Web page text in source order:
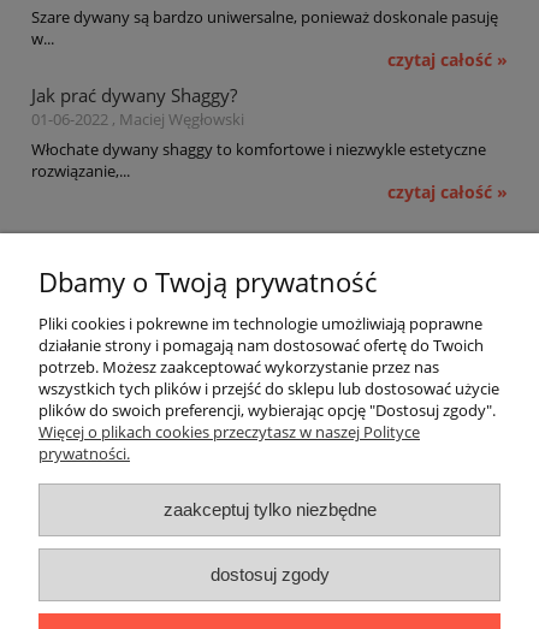
Szare dywany są bardzo uniwersalne, ponieważ doskonale pasuję
w...
czytaj całość »
Jak prać dywany Shaggy?
01-06-2022 , Maciej Węgłowski
Włochate dywany shaggy to komfortowe i niezwykle estetyczne
rozwiązanie,...
czytaj całość »
Płatności i dostawa
Informacje
O nas
Witosz i Spółka
44-203 Rybnik ul. Brzezińska 50c
Dbamy o Twoją prywatność
Pliki cookies i pokrewne im technologie umożliwiają poprawne
działanie strony i pomagają nam dostosować ofertę do Twoich
potrzeb. Możesz zaakceptować wykorzystanie przez nas
wszystkich tych plików i przejść do sklepu lub dostosować użycie
plików do swoich preferencji, wybierając opcję "Dostosuj zgody".
Więcej o plikach cookies przeczytasz w naszej Polityce
prywatności.
zaakceptuj tylko niezbędne
dostosuj zgody